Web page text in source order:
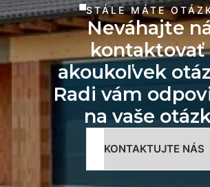
STÁLE MÁTE
Neváhajte
kontaktovať
akoukoľvek
Radi vám
na vaše
KONTAKTUJTE NÁS